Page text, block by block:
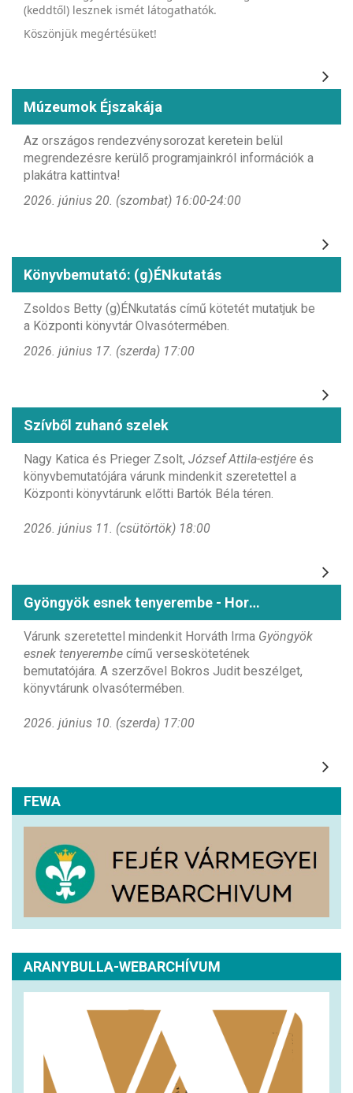
(keddtől) lesznek ismét látogathatók.
Köszönjük megértésüket!
Múzeumok Éjszakája
Az országos rendezvénysorozat keretein belül
megrendezésre kerülő programjainkról információk a
plakátra kattintva!
2026. június 20. (szombat) 16:00-24:00
Könyvbemutató: (g)ÉNkutatás
Zsoldos Betty (g)ÉNkutatás című kötetét mutatjuk be
a Központi könyvtár Olvasótermében.
2026. június 17. (szerda) 17:00
Szívből zuhanó szelek
Nagy Katica és Prieger Zsolt, József Attila-estjére és
könyvbemutatójára várunk mindenkit szeretettel a
Központi könyvtárunk előtti Bartók Béla téren.
2026. június 11. (csütörtök) 18:00
Gyöngyök esnek tenyerembe - Horváth Irma könyvbemutatója
Várunk szeretettel mindenkit Horváth Irma Gyöngyök
esnek tenyerembe című verseskötetének
bemutatójára. A szerzővel Bokros Judit beszélget,
könyvtárunk olvasótermében.
2026. június 10. (szerda) 17:00
FEWA
ARANYBULLA-WEBARCHÍVUM